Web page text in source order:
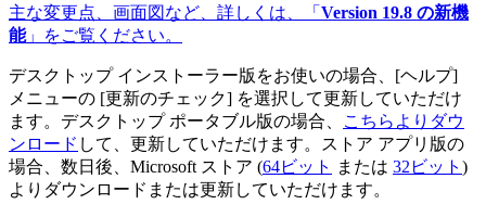
主な変更点、画面図など、詳しくは、「 Version 19.8 の新機
能」をご覧ください。
デスクトップ インストーラー版をお使いの場合、[ヘルプ]
メニューの [更新のチェック] を選択して更新していただけ
ます。デスクトップ ポータブル版の場合、
こちらよりダウ
ンロード して、更新していただけます。ストア アプリ版の
場合、数日後、Microsoft ストア (64ビット または 32ビット )
よりダウンロードまたは更新していただけます。